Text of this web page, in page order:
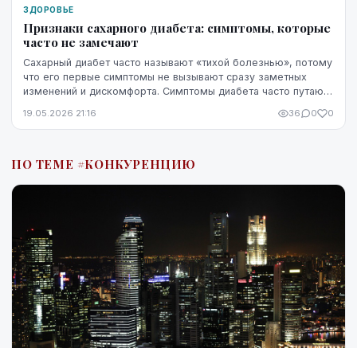
ЗДОРОВЬЕ
Признаки сахарного диабета: симптомы, которые
часто не замечают
Сахарный диабет часто называют «тихой болезнью», потому
что его первые симптомы не вызывают сразу заметных
изменений и дискомфорта. Симптомы диабета часто путают
19.05.2026 21:16 36 0 0
ПО ТЕМЕ #КОНКУРЕНЦИЮ